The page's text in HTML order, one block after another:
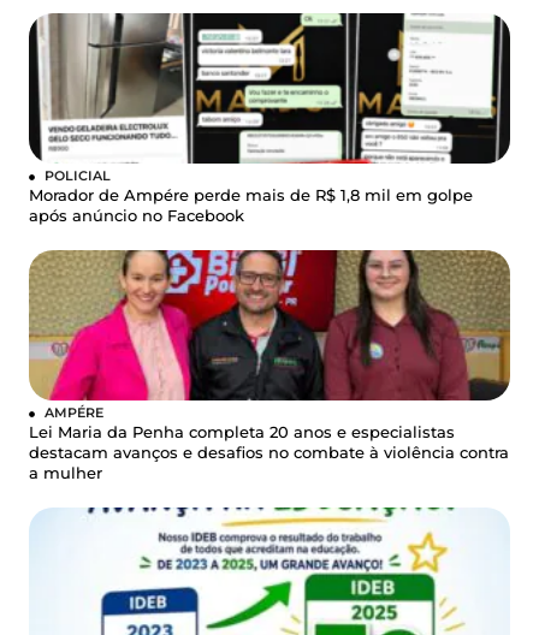
POLICIAL
Morador de Ampére perde mais de R$ 1,8 mil em golpe
após anúncio no Facebook
AMPÉRE
Lei Maria da Penha completa 20 anos e especialistas
destacam avanços e desafios no combate à violência contra
a mulher